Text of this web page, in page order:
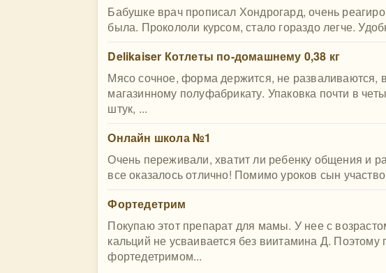
Бабушке врач прописал Хондрогард, очень
была. Прокололи курсом, стало гораздо легче.
Delikaiser Котлеты по-домашнему 0,38 кг
Мясо сочное, форма держится, не разваливаются,
магазинному полуфабрикату. Упаковка почти в
штук, ...
​Онлайн школа №1
Очень переживали, хватит ли ребенку общения и
все оказалось отлично! Помимо уроков сын
Фортедетрим
Покупаю этот препарат для мамы. У нее с
кальций не усваивается без виитамина Д.
фортедетримом...